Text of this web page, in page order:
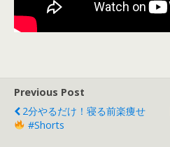
Previous Post
2分やるだけ！寝る前楽痩せ
#shorts